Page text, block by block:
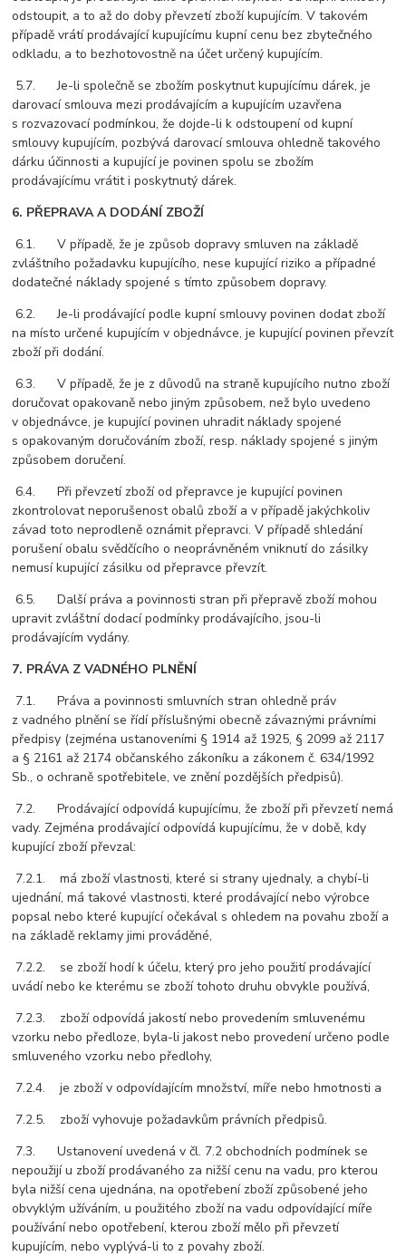
odstoupit, a to až do doby převzetí zboží kupujícím. V takovém
případě vrátí prodávající kupujícímu kupní cenu bez zbytečného
odkladu, a to bezhotovostně na účet určený kupujícím.
5.7. Je-li společně se zbožím poskytnut kupujícímu dárek, je
darovací smlouva mezi prodávajícím a kupujícím uzavřena
s rozvazovací podmínkou, že dojde-li k odstoupení od kupní
smlouvy kupujícím, pozbývá darovací smlouva ohledně takového
dárku účinnosti a kupující je povinen spolu se zbožím
prodávajícímu vrátit i poskytnutý dárek.
6. PŘEPRAVA A DODÁNÍ ZBOŽÍ
6.1. V případě, že je způsob dopravy smluven na základě
zvláštního požadavku kupujícího, nese kupující riziko a případné
dodatečné náklady spojené s tímto způsobem dopravy.
6.2. Je-li prodávající podle kupní smlouvy povinen dodat zboží
na místo určené kupujícím v objednávce, je kupující povinen převzít
zboží při dodání.
6.3. V případě, že je z důvodů na straně kupujícího nutno zboží
doručovat opakovaně nebo jiným způsobem, než bylo uvedeno
v objednávce, je kupující povinen uhradit náklady spojené
s opakovaným doručováním zboží, resp. náklady spojené s jiným
způsobem doručení.
6.4. Při převzetí zboží od přepravce je kupující povinen
zkontrolovat neporušenost obalů zboží a v případě jakýchkoliv
závad toto neprodleně oznámit přepravci. V případě shledání
porušení obalu svědčícího o neoprávněném vniknutí do zásilky
nemusí kupující zásilku od přepravce převzít.
6.5. Další práva a povinnosti stran při přepravě zboží mohou
upravit zvláštní dodací podmínky prodávajícího, jsou-li
prodávajícím vydány.
7. PRÁVA Z VADNÉHO PLNĚNÍ
7.1. Práva a povinnosti smluvních stran ohledně práv
z vadného plnění se řídí příslušnými obecně závaznými právními
předpisy (zejména ustanoveními § 1914 až 1925, § 2099 až 2117
a § 2161 až 2174 občanského zákoníku a zákonem č. 634/1992
Sb., o ochraně spotřebitele, ve znění pozdějších předpisů).
7.2. Prodávající odpovídá kupujícímu, že zboží při převzetí nemá
vady. Zejména prodávající odpovídá kupujícímu, že v době, kdy
kupující zboží převzal:
7.2.1. má zboží vlastnosti, které si strany ujednaly, a chybí-li
ujednání, má takové vlastnosti, které prodávající nebo výrobce
popsal nebo které kupující očekával s ohledem na povahu zboží a
na základě reklamy jimi prováděné,
7.2.2. se zboží hodí k účelu, který pro jeho použití prodávající
uvádí nebo ke kterému se zboží tohoto druhu obvykle používá,
7.2.3. zboží odpovídá jakostí nebo provedením smluvenému
vzorku nebo předloze, byla-li jakost nebo provedení určeno podle
smluveného vzorku nebo předlohy,
7.2.4. je zboží v odpovídajícím množství, míře nebo hmotnosti a
7.2.5. zboží vyhovuje požadavkům právních předpisů.
7.3. Ustanovení uvedená v čl. 7.2 obchodních podmínek se
nepoužijí u zboží prodávaného za nižší cenu na vadu, pro kterou
byla nižší cena ujednána, na opotřebení zboží způsobené jeho
obvyklým užíváním, u použitého zboží na vadu odpovídající míře
používání nebo opotřebení, kterou zboží mělo při převzetí
kupujícím, nebo vyplývá-li to z povahy zboží.